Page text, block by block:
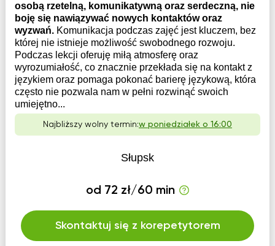
osobą rzetelną, komunikatywną oraz serdeczną, nie
boję się nawiązywać nowych kontaktów oraz
wyzwań. Komunikacja podczas zajęć jest kluczem, bez
której nie istnieje możliwość swobodnego rozwoju.
Podczas lekcji oferuję miłą atmosferę oraz
wyrozumiałość, co znacznie przekłada się na kontakt z
językiem oraz pomaga pokonać barierę językową, która
często nie pozwala nam w pełni rozwinąć swoich
umiejętno...
Najbliższy wolny termin:w poniedziałek o 16:00
Słupsk
od 72 zł/60 min
Skontaktuj się z korepetytorem